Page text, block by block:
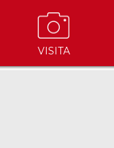
VISITA